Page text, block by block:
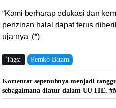
“Kami berharap edukasi dan
perizinan halal dapat terus
ujarnya. (*)
Tags: Pemko Batam
Komentar sepenuhnya menjadi
sebagaimana diatur dalam UU ITE.